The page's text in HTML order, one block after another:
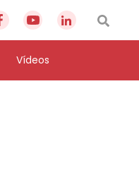
Vídeos